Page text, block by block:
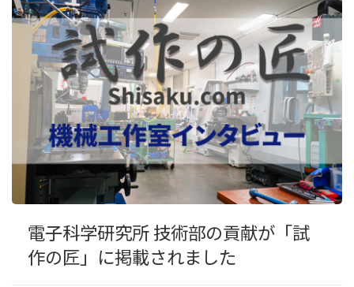
電子科学研究所 技術部の貢献が「試
作の匠」に掲載されました